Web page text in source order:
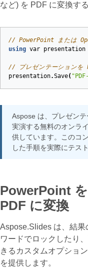
など) を PDF に変換す
// PowerPoint または
using var presentation
// プレゼンテーションを
presentation.Save(
Aspose は、プレゼン
実演する無料のオンラ
供しています。このコ
した手順を実際にテス
PowerPoint
PDF に変換
Aspose.Slides は、結果
ワードでロックしたり
きるカスタムオプショ
を提供します。